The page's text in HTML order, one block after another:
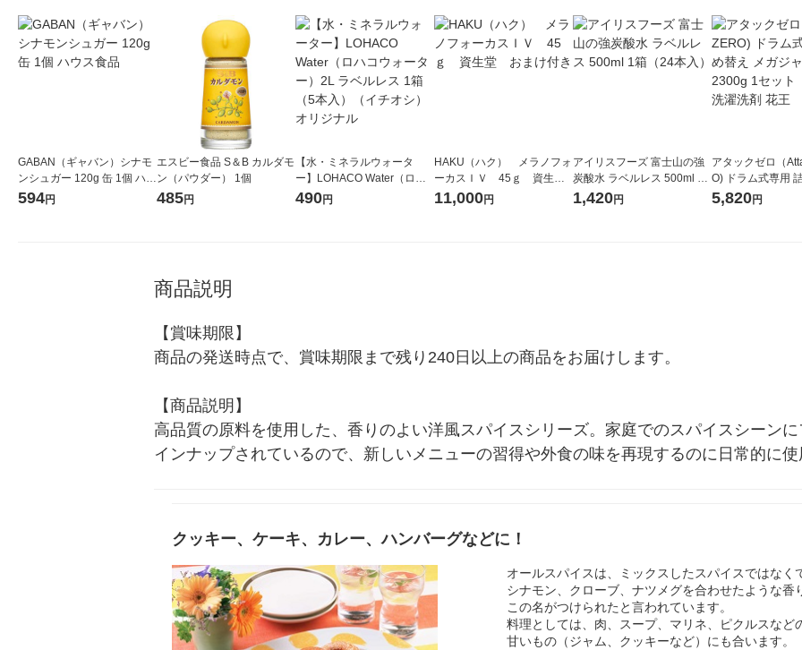
GABAN（ギャバン）シナモ
ンシュガー 120g 缶 1個 ハウ
ス食品
594円
エスビー食品 S＆B カルダモ
ン（パウダー） 1個
485円
【水・ミネラルウォータ
ー】LOHACO Water（ロハ
コウォーター）2L ラベルレ
490円
HAKU（ハク） メラノフォ
ーカスＩＶ 45ｇ 資生
堂 おまけ付き
11,000円
アイリスフーズ 富士山の強
炭酸水 ラベルレス 500ml 1
箱（24本入）
1,420円
アタックゼロ（
O) ドラム式専用
ガジャンボ 2300g
5,820円
商品説明
【賞味期限】
商品の発送時点で、賞味期限まで残り240日以上の商品をお届けします。
【商品説明】
高品質の原料を使用した、香りのよい洋風スパイスシリーズ。家庭でのスパイスシーン
インナップされているので、新しいメニューの習得や外食の味を再現するのに日常的に
クッキー、ケーキ、カレー、ハンバーグなどに！
オールスパイスは、ミックスしたスパイスではなく
シナモン、クローブ、ナツメグを合わせたような香
この名がつけられたと言われています。
料理としては、肉、スープ、マリネ、ピクルスなど
甘いもの（ジャム、クッキーなど）にも合います。